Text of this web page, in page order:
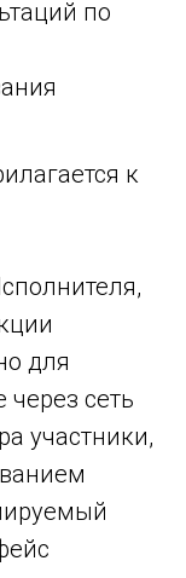
по
к
для
сеть
участники,